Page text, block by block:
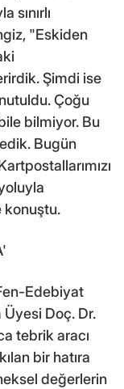
sınırlı
"Eskiden
Şimdi ise
Çoğu
bilmiyor. Bu
Bugün
konuştu.
Edebiyat
Doç. Dr.
tebrik aracı
bir hatıra
değerlerin